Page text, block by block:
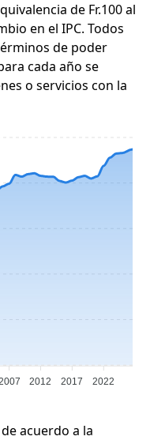
de Fr.100 al
en el IPC. Todos
de poder
cada año se
o servicios con la
2012 2017 2022
acuerdo a la